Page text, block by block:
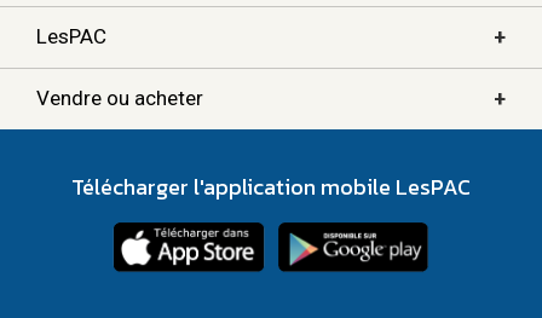
LesPAC +
Vendre ou acheter +
Télécharger l'application mobile LesPAC